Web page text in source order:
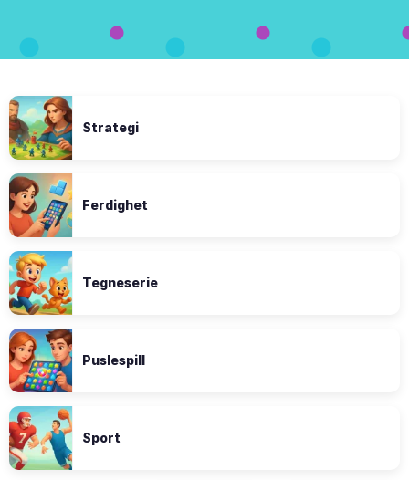
Strategi
Ferdighet
Tegneserie
Puslespill
Sport